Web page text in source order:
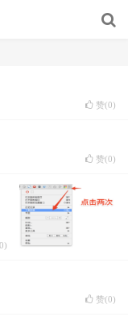
赞(0)
赞(0)
0)
赞(0)